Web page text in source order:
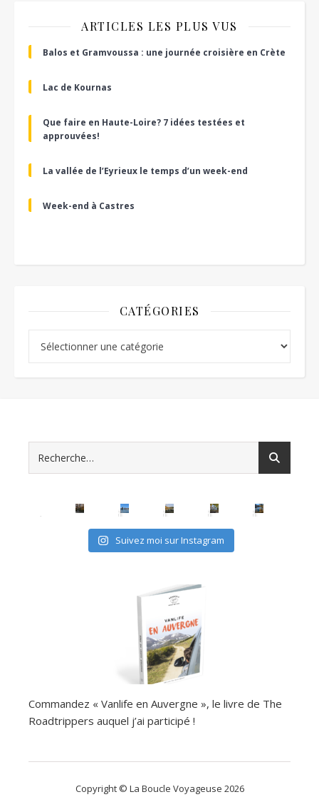
ARTICLES LES PLUS VUS
Balos et Gramvoussa : une journée croisière en Crète
Lac de Kournas
Que faire en Haute-Loire? 7 idées testées et
approuvées!
La vallée de l’Eyrieux le temps d’un week-end
Week-end à Castres
CATÉGORIES
Suivez moi sur Instagram
Commandez « Vanlife en Auvergne », le livre de The
Roadtrippers auquel j’ai participé !
Copyright © La Boucle Voyageuse 2026